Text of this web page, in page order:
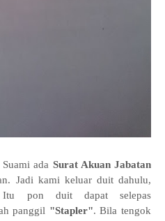
ada Surat Akuan Jabatan
Jadi kami keluar duit dahulu,
Itu pon duit dapat selepas
panggil "Stapler". Bila tengok